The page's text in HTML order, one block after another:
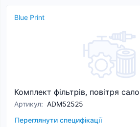
Blue Print
Комплект фільтрів, повітря
Артикул: ADM52525
Переглянути специфікації